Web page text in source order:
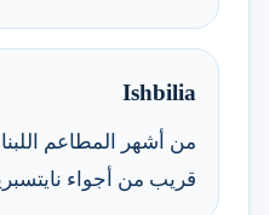
Ishbilia
من أشهر المطاعم
قريب من أجواء